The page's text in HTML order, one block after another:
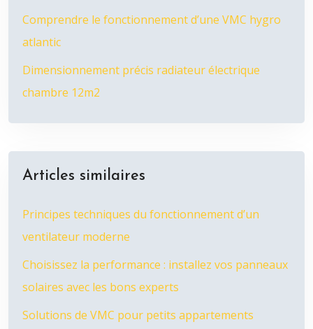
Comprendre le fonctionnement d’une VMC hygro
atlantic
Dimensionnement précis radiateur électrique
chambre 12m2
Articles similaires
Principes techniques du fonctionnement d’un
ventilateur moderne
Choisissez la performance : installez vos panneaux
solaires avec les bons experts
Solutions de VMC pour petits appartements